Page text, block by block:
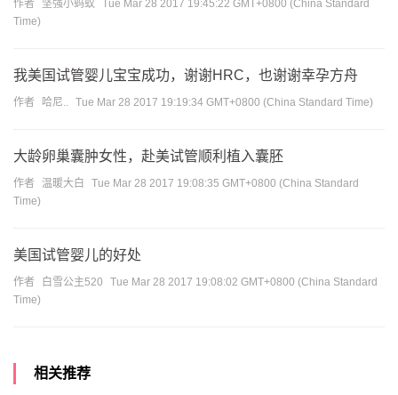
作者 坚强小蚂蚁
Tue Mar 28 2017 19:45:22 GMT+0800 (China Standard
Time)
我美国试管婴儿宝宝成功，谢谢HRC，也谢谢幸孕方舟
作者 哈尼.. Tue Mar 28 2017 19:19:34 GMT+0800 (China Standard Time)
大龄卵巢囊肿女性，赴美试管顺利植入囊胚
作者 温暖大白
Tue Mar 28 2017 19:08:35 GMT+0800 (China Standard
Time)
美国试管婴儿的好处
作者 白雪公主520
Tue Mar 28 2017 19:08:02 GMT+0800 (China Standard
Time)
相关推荐